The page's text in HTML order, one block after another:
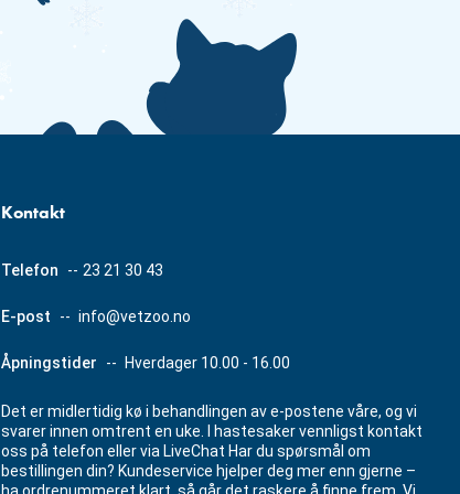
Kontakt
Telefon -- 23 21 30 43
E-post -- info@vetzoo.no
Åpningstider -- Hverdager 10.00 - 16.00
Det er midlertidig kø i behandlingen av e-postene våre, og vi
svarer innen omtrent en uke. I hastesaker vennligst kontakt
oss på telefon eller via LiveChat Har du spørsmål om
bestillingen din? Kundeservice hjelper deg mer enn gjerne –